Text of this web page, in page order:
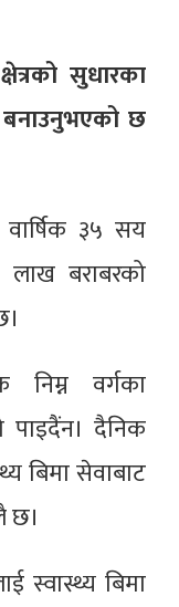
सुधारका
छ
वार्षिक ३५ सय
बराबरको
निम्न वर्गका
पाइदैंन। दैनिक
बिमा सेवाबाट
छ।
स्वास्थ्य बिमा